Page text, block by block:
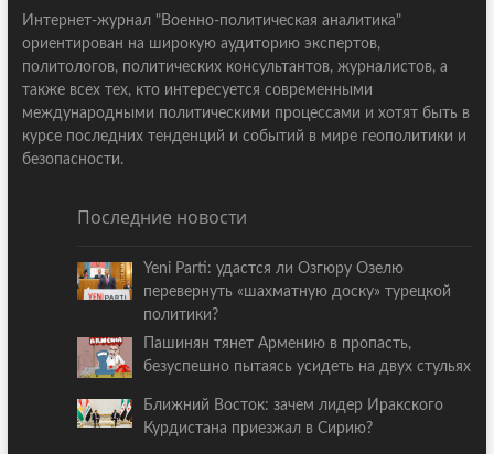
Интернет-журнал "Военно-политическая аналитика"
ориентирован на широкую аудиторию экспертов,
политологов, политических консультантов, журналистов, а
также всех тех, кто интересуется современными
международными политическими процессами и хотят быть в
курсе последних тенденций и событий в мире геополитики и
безопасности.
Последние новости
Yeni Parti: удастся ли Озгюру Озелю
перевернуть «шахматную доску» турецкой
политики?
Пашинян тянет Армению в пропасть,
безуспешно пытаясь усидеть на двух стульях
Ближний Восток: зачем лидер Иракского
Курдистана приезжал в Сирию?